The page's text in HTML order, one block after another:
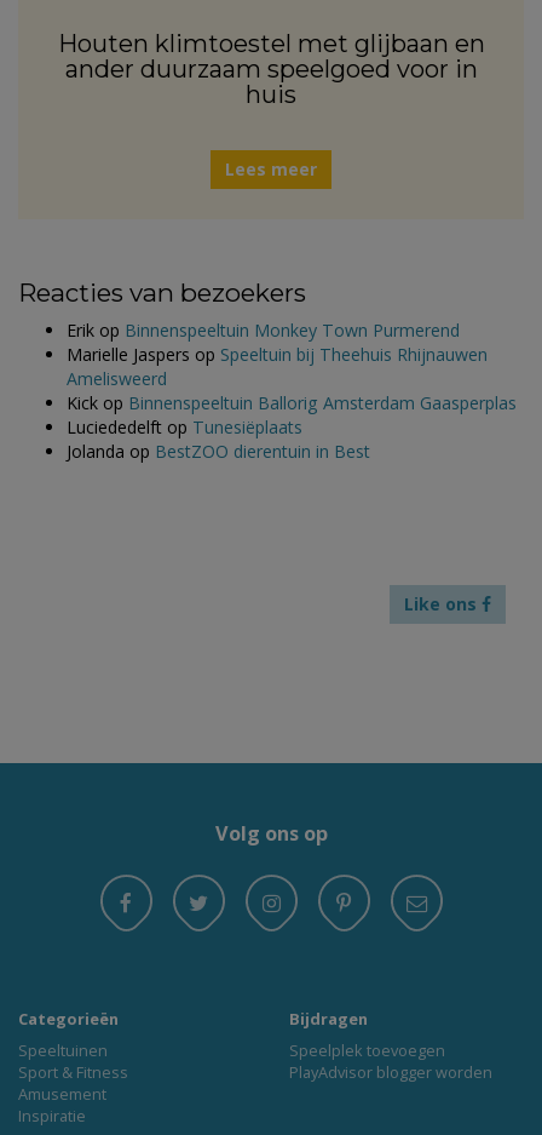
Houten klimtoestel met glijbaan en
ander duurzaam speelgoed voor in
huis
Lees meer
Reacties van bezoekers
Erik op Binnenspeeltuin Monkey Town Purmerend
Marielle Jaspers op Speeltuin bij Theehuis Rhijnauwen
Amelisweerd
Kick op Binnenspeeltuin Ballorig Amsterdam Gaasperplas
Luciededelft op Tunesiëplaats
Jolanda op BestZOO dierentuin in Best
Like ons
Volg ons op
Categorieën
Speeltuinen
Sport & Fitness
Amusement
Inspiratie
Bijdragen
Speelplek toevoegen
PlayAdvisor blogger worden